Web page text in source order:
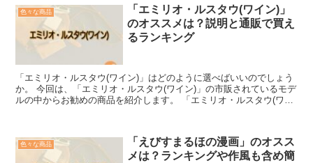
色々な商品
「エミリオ・ルスタウ(ワイン)」
のオススメは？説明と通販で買え
るランキング
「エミリオ・ルスタウ(ワイン)」はどのように選べばいいのでしょう
か。 今回は、「エミリオ・ルスタウ(ワイン)」の市販されているモデ
ルの中からお勧めの商品を紹介します。 「エミリオ・ルスタウ(ワイ
色々な商品
「えびすまるほの漫画」のオスス
メは？ランキングや作風も含め簡